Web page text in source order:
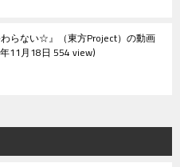
わらない☆』（東方Project）の動画
11月18日 554 view